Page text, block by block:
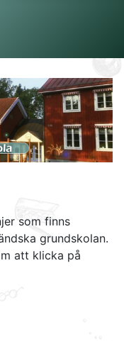
som finns
grundskolan.
att klicka på